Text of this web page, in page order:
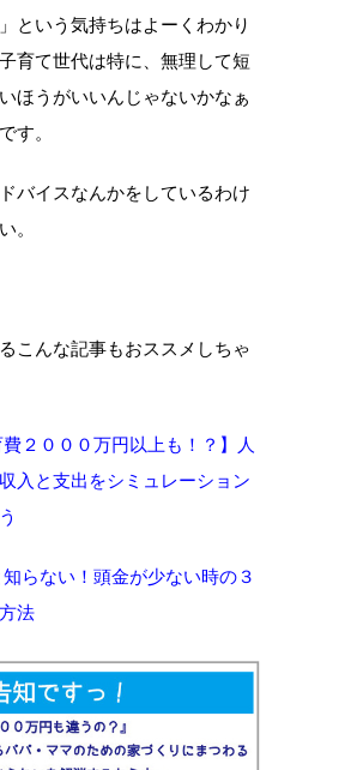
という気持ちはよーくわかり
育て世代は特に、無理して短
ほうがいいんじゃないかなぁ
す。
バイスなんかをしているわけ
。
るこんな記事もおススメしちゃ
費２０００万円以上も！？】人
入と支出をシミュレーション
らない！頭金が少ない時の３
法